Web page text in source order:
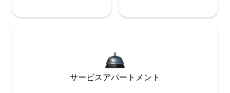
サービスアパートメント